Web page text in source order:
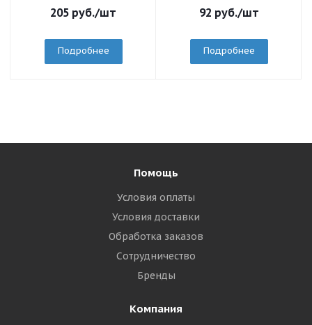
205 руб./шт
Подробнее
92 руб./шт
Подробнее
Помощь
Условия оплаты
Условия доставки
Обработка заказов
Сотрудничество
Бренды
Компания